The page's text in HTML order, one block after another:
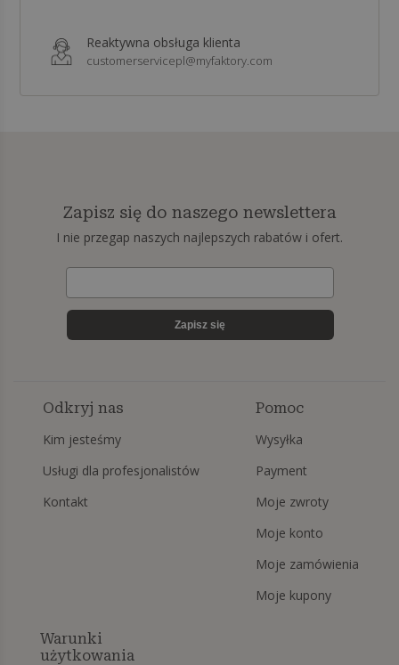
Reaktywna obsługa klienta
customerservicepl@myfaktory.com
Zapisz się do naszego newslettera
I nie przegap naszych najlepszych rabatów i ofert.
Zapisz się
Odkryj nas
Kim jesteśmy
Usługi dla profesjonalistów
Kontakt
Pomoc
Wysyłka
Payment
Moje zwroty
Moje konto
Moje zamówienia
Moje kupony
Warunki
użytkowania